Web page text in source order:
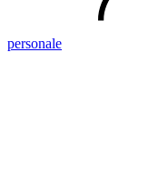
personale